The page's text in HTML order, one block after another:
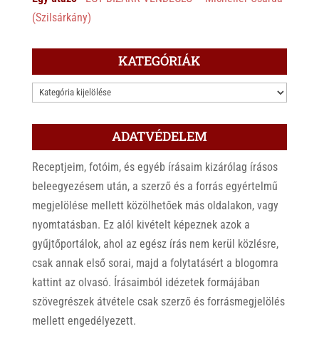
(Szilsárkány)
KATEGÓRIÁK
KATEGÓRIÁK
ADATVÉDELEM
Receptjeim, fotóim, és egyéb írásaim kizárólag írásos
beleegyezésem után, a szerző és a forrás egyértelmű
megjelölése mellett közölhetőek más oldalakon, vagy
nyomtatásban. Ez alól kivételt képeznek azok a
gyűjtőportálok, ahol az egész írás nem kerül közlésre,
csak annak első sorai, majd a folytatásért a blogomra
kattint az olvasó. Írásaimból idézetek formájában
szövegrészek átvétele csak szerző és forrásmegjelölés
mellett engedélyezett.